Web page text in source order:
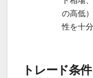
の高低
性を十
トレード条件